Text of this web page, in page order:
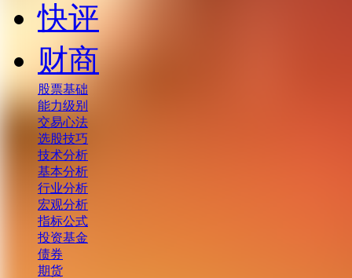
快评
财商
股票基础
能力级别
交易心法
选股技巧
技术分析
基本分析
行业分析
宏观分析
指标公式
投资基金
债券
期货